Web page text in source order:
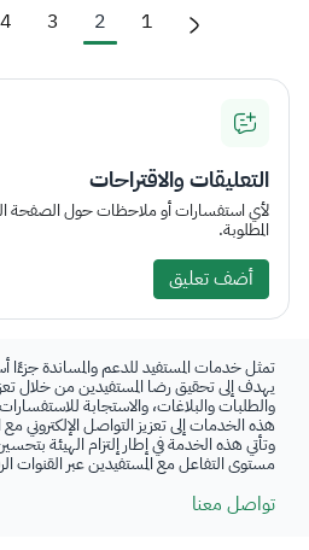
1
2
3
4
التعليقات والاقتراحات
لأي استفسارات أو ملاحظات حول الصفحة
المطلوبة.
أضف تعليق
تمثل خدمات المستفيد للدعم والمساندة
يهدف إلى تحقيق رضا المستفيدين من خلال
والطلبات والبلاغات، والاستجابة
هذه الخدمات إلى تعزيز التواصل الإلكتروني مع
وتأتي هذه الخدمة في إطار إلتزام الهيئة
مستوى التفاعل مع المستفيدين عبر القنوات
تواصل معنا